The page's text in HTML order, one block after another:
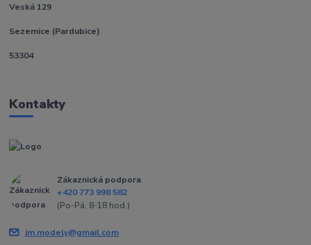
Veská 129
Sezemice (Pardubice)
53304
Kontakty
Zákaznická podpora
+420 773 998 582
(Po-Pá, 8-18 hod.)
jm.modely@gmail.com